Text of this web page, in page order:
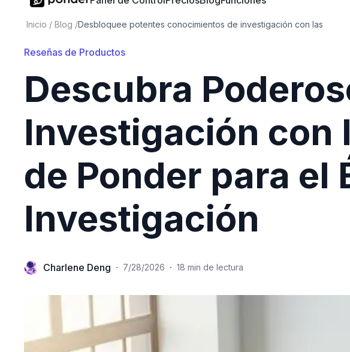
Inicio / Blog /Desbloquee potentes conocimientos de investigación con las
Reseñas de Productos
Descubra
Investigación con
de Ponder para el
Investigación
Charlene Deng · 7/28/2026 · 18 min de lectura